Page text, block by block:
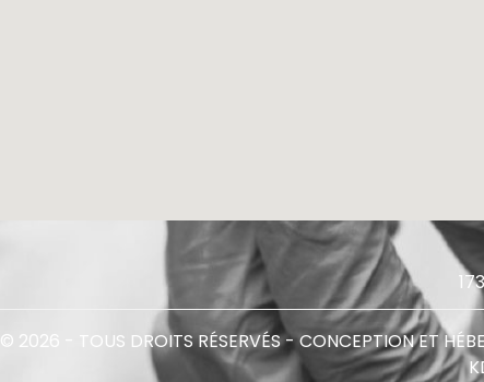
© 2026 - TOUS DROITS RÉSERVÉS - CONCEPTION ET